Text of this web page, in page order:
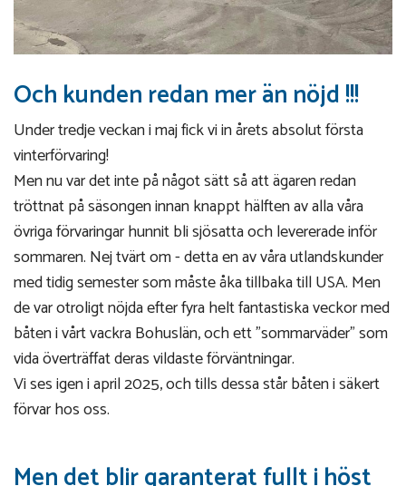
Och kunden redan mer än nöjd !!!
Under tredje veckan i maj fick vi in årets absolut första
vinterförvaring!
Men nu var det inte på något sätt så att ägaren redan
tröttnat på säsongen innan knappt hälften av alla våra
övriga förvaringar hunnit bli sjösatta och levererade inför
sommaren. Nej tvärt om - detta en av våra utlandskunder
med tidig semester som måste åka tillbaka till USA. Men
de var otroligt nöjda efter fyra helt fantastiska veckor med
båten i vårt vackra Bohuslän, och ett "sommarväder" som
vida överträffat deras vildaste förväntningar.
Vi ses igen i april 2025, och tills dessa står båten i säkert
förvar hos oss.